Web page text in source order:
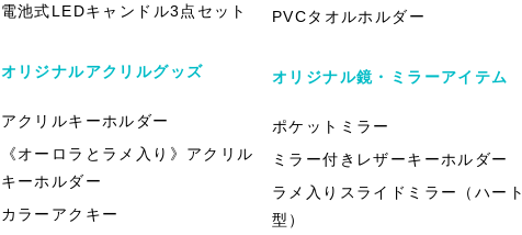
電池式LEDキャンドル3点セット
オリジナルアクリルグッズ
アクリルキーホルダー
《オーロラとラメ入り》アクリル
キーホルダー
カラーアクキー
PVCタオルホルダー
オリジナル鏡・ミラーアイテム
ポケットミラー
ミラー付きレザーキーホルダー
ラメ入りスライドミラー（ハート
型）